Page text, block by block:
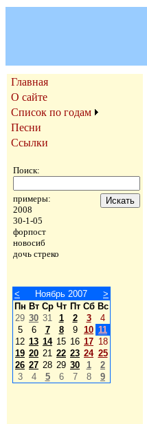
Главная
О сайте
Список по годам
Песни
Ссылки
Поиск:
примеры:
2008
30-1-05
форпост
новосиб
дочь стреко
< Ноябрь 2007
>
Пн Вт Ср Чт Пт Сб Вс
29 30 31 1 2 3
4
5
6 7 8 9 10 11
12 13 14 15 16 17 18
19 20 21 22 23 24 25
26 27 28 29 30 1
2
3
4 5 6 7 8 9